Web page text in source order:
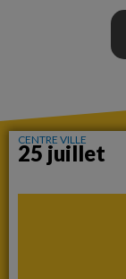
CENTRE VILLE
25 juillet